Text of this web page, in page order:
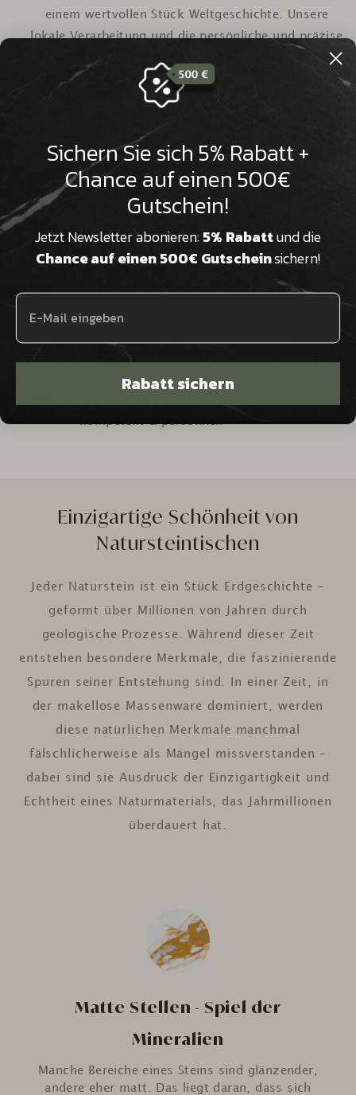
einem wertvollen Stück Weltgeschichte. Unsere
lokale Verarbeitung und die persönliche und präzise
Ihrem kompetenten und verlässlichen
Ansprechpartner.
Natursteine sind reine
Naturprodukte und werden von uns
nachhaltig und lokal verarbeitet
alte Natursteine aus aller Welt, die
aufweisen
Wir sind Natursteinexperten in
dritter Generation und beraten Sie
Einzigartige Schönheit von
Natursteintischen
Jeder Naturstein ist ein Stück Erdgeschichte –
geformt über Millionen von Jahren durch
geologische Prozesse. Während dieser Zeit
entstehen besondere Merkmale, die faszinierende
Spuren seiner Entstehung sind. In einer Zeit, in
der makellose Massenware dominiert, werden
diese natürlichen Merkmale manchmal
fälschlicherweise als Mängel missverstanden –
dabei sind sie Ausdruck der Einzigartigkeit und
Echtheit eines Naturmaterials, das Jahrmillionen
überdauert hat.
Matte Stellen - Spiel der
Mineralien
Manche Bereiche eines Steins sind glänzender,
andere eher matt. Das liegt daran, dass sich
Sichern Sie sich 5% Rabatt +
Chance auf einen 500€
Gutschein!
Jetzt Newsletter abonieren:5% Rabattund die
Chance auf einen 500€ Gutscheinsichern!
Rabatt sichern